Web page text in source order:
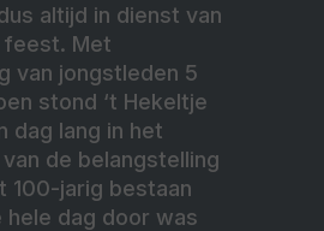
altijd in dienst van
feest. Met
van jongstleden 5
stond ‘t Hekeltje
dag lang in het
de belangstelling
100-jarig bestaan
hele dag door was